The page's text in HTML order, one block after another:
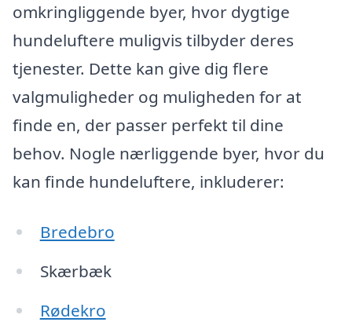
omkringliggende byer, hvor dygtige
hundeluftere muligvis tilbyder deres
tjenester. Dette kan give dig flere
valgmuligheder og muligheden for at
finde en, der passer perfekt til dine
behov. Nogle nærliggende byer, hvor du
kan finde hundeluftere, inkluderer:
Bredebro
Skærbæk
Rødekro